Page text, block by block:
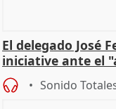
El delegado José
iniciative ante el
hogar en Madri
Sonido